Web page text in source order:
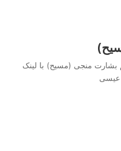
بشارت منجی (مسیح) با لینک
عیسی